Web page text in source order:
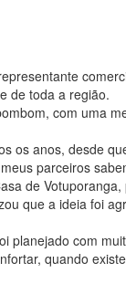
de toda a região.
com uma
os anos, desde
parceiros
de
que a ideia foi
planejado com
quando